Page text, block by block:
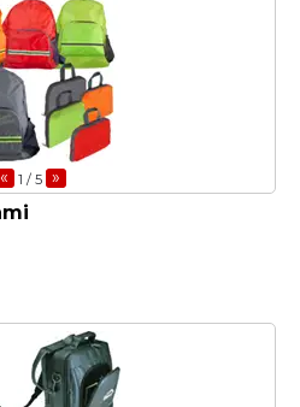
« 1 / 5 »